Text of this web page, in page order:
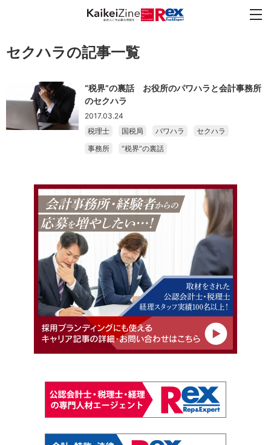
セクハラの記事一覧
“税界”の裏話 お役所のパワハラと会計事務所
のセクハラ
2017.03.24
税理士
国税局 パワハラ
セクハラ
事務所
“税界”の裏話